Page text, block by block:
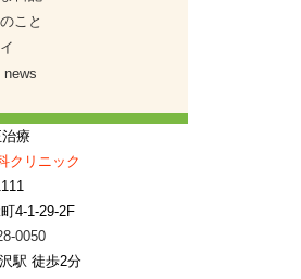
こと
news
療
クリニック
4-1-29-2F
0050
駅 徒歩2分